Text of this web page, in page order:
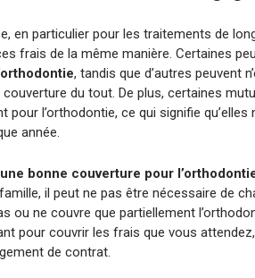
en particulier pour les traitements de
frais de la même manière. Certaines
, tandis que d’autres peuvent
du tout. De plus, certaines
l’orthodontie, ce qui signifie qu’elles
année.
une bonne couverture pour
il peut ne pas être nécessaire de
ou ne couvre que partiellement
pour couvrir les frais que vous
de contrat.